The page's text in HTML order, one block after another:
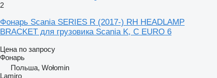
2
Фонарь Scania SERIES R (2017-) RH HEADLAMP
BRACKET для грузовика Scania K, C EURO 6
Цена по запросу
Фонарь
Польша, Wołomin
Lamiro